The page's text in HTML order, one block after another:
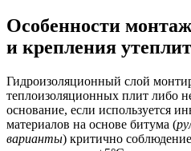
Особенности
и крепления
Гидроизоляционный слой
теплоизоляционных плит либо
основание, если используется
материалов на основе битума (
варианты) критично